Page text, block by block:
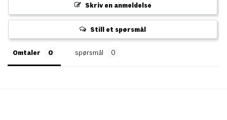
Skriv en anmeldelse
Still et spørsmål
Omtaler spørsmål